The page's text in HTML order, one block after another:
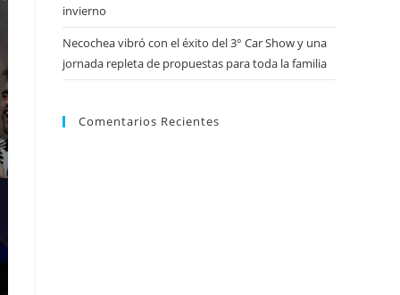
invierno
Necochea vibró con el éxito del 3° Car Show y una
jornada repleta de propuestas para toda la familia
Comentarios Recientes